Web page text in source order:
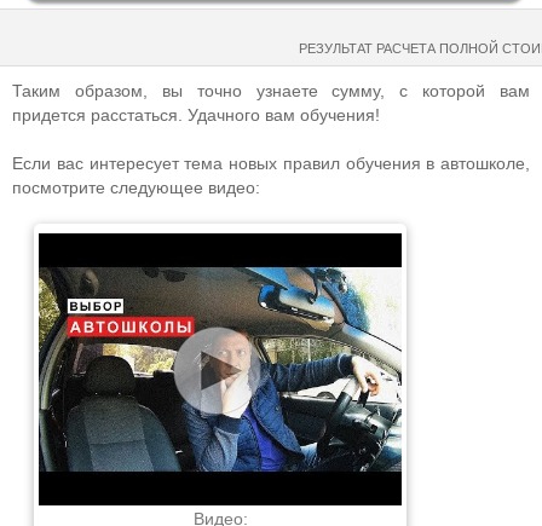
РЕЗУЛЬТАТ РАСЧЕТА ПОЛНОЙ
Таким образом, вы точно узнаете сумму, с которой вам
придется расстаться. Удачного вам обучения!
Если вас интересует тема новых правил обучения в автошколе,
посмотрите следующее видео:
Видео: